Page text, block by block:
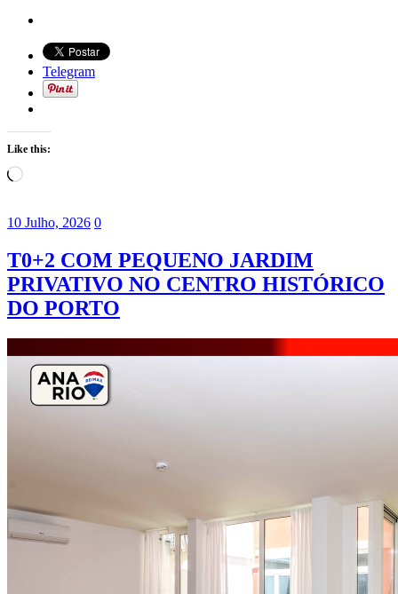
Telegram
Like this:
Loading…
10 Julho, 2026 0
T0+2 COM PEQUENO JARDIM
PRIVATIVO NO CENTRO HISTÓRICO
DO PORTO